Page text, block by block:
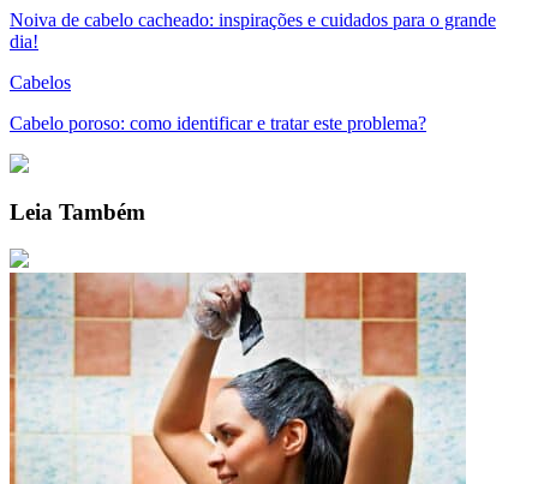
Noiva de cabelo cacheado: inspirações e cuidados para o grande
dia!
Cabelos
Cabelo poroso: como identificar e tratar este problema?
Leia Também